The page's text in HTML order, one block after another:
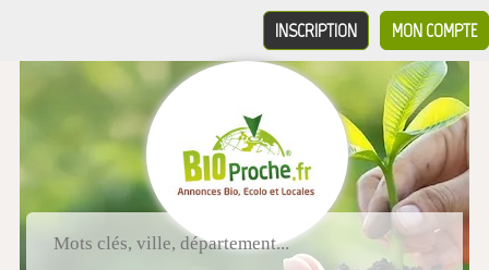
MON COMPTE
INSCRIPTION